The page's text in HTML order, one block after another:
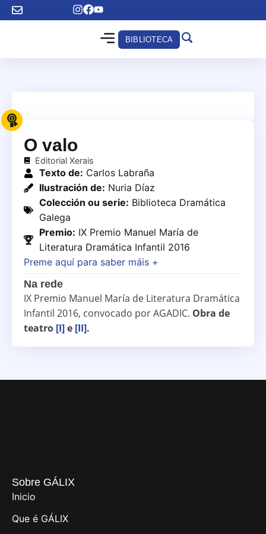
BIBLIOTECA
O valo
Editorial Xerais
Texto de: Carlos Labraña
Ilustración de: Nuria Díaz
Colección ou serie: Biblioteca Dramática
Galega
Premio: IX Premio Manuel María de
Literatura Dramática Infantil 2016
Preme aquí para saber máis +
Na rede
IX Premio Manuel María de Literatura Dramática
Infantil 2016, convocado por AGADIC. Obra de
teatro [I]e [II].
Sobre GÁLIX
Inicio
Que é GÁLIX